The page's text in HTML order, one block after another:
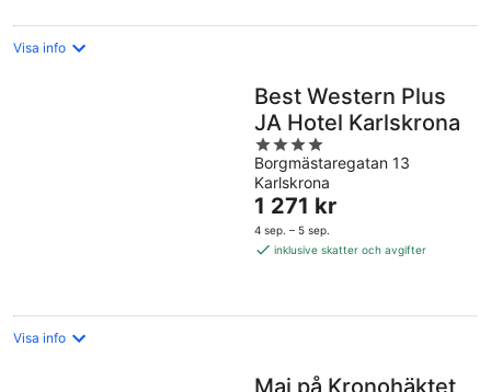
Visa info
Best Western Plus
JA Hotel Karlskrona
4
out
of
5
Borgmästaregatan 13
Karlskrona
Priset
är
1 271 kr
1 271 kr
4 sep. – 5 sep.
inklusive skatter och avgifter
Visa info
Maj på Kronohäktet